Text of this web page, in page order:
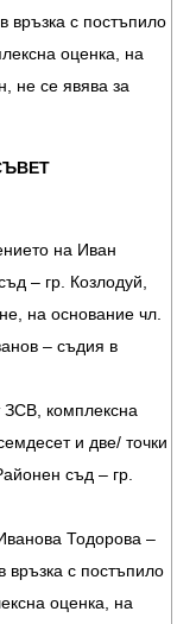
връзка с постъпило
оценка, на
не се явява за
на Иван
– гр. Козлодуй,
на основание чл.
– съдия в
комплексна
и две/ точки
съд – гр.
Тодорова –
с постъпило
оценка, на